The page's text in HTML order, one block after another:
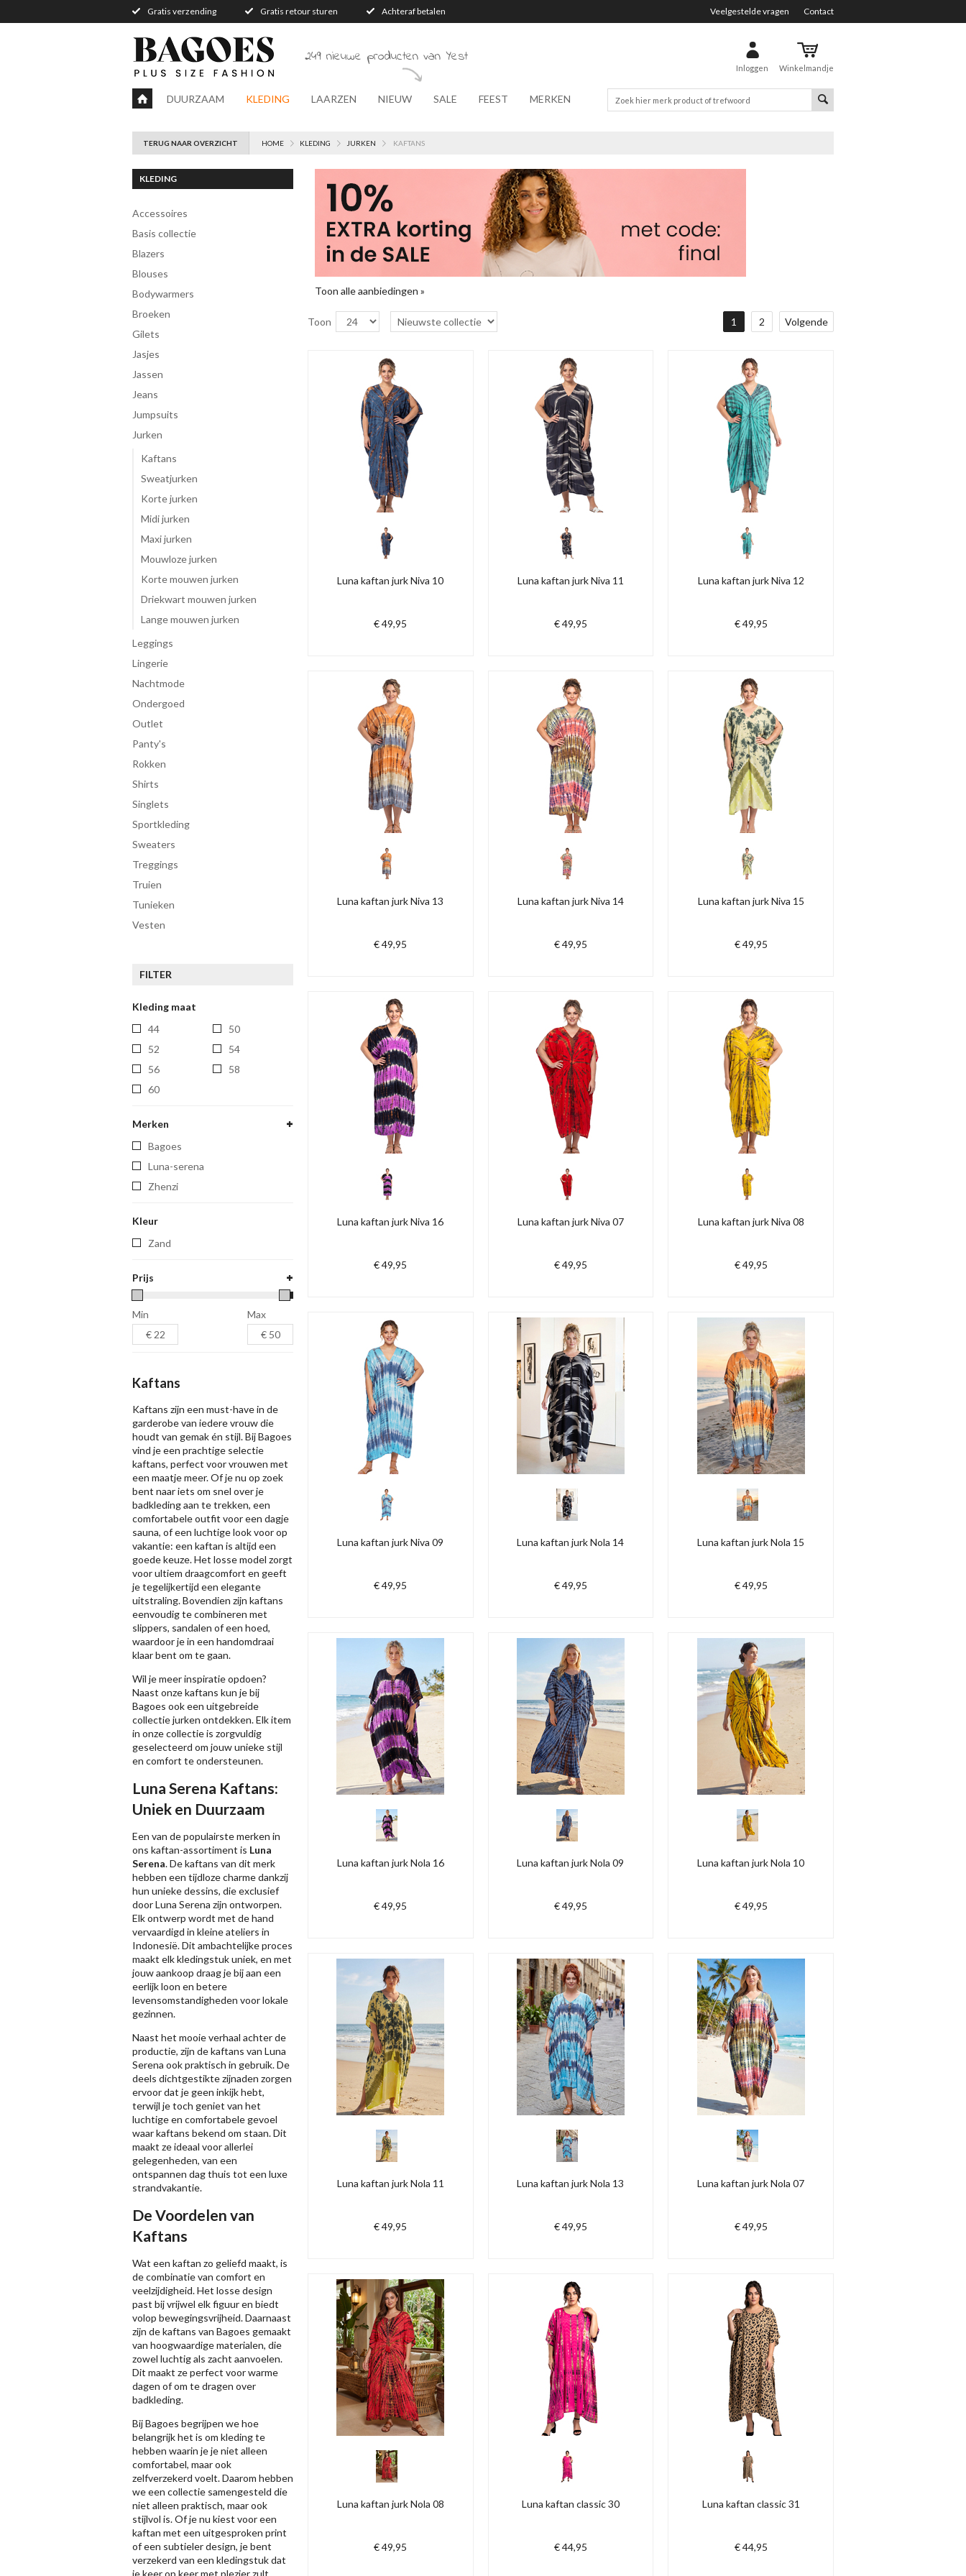
Gratis verzending Gratis retour sturen Achteraf betalen Veelgestelde vragen Contact
Inloggen Winkelmandje
249 nieuwe producten van Yest
DUURZAAM KLEDING LAARZEN NIEUW SALE FEEST MERKEN
TERUG NAAR OVERZICHT HOME KLEDING JURKEN KAFTANS
KLEDING
accessoires
Basis collectie
blazers
blouses
bodywarmers
broeken
gilets
jasjes
jassen
jeans
jumpsuits
jurken
Kaftans
Sweatjurken
Korte jurken
Midi jurken
Maxi jurken
Mouwloze jurken
Korte mouwen jurken
Driekwart mouwen jurken
Lange mouwen jurken
leggings
lingerie
Nachtmode
ondergoed
Outlet
panty's
rokken
shirts
singlets
Sportkleding
sweaters
treggings
truien
tunieken
vesten
FILTER
Kleding maat
44
50
52
54
56
58
60
Merken
bagoes
luna-serena
zhenzi
Kleur
Zand
Prijs
Min Max
Toon alle aanbiedingen »
Toon 1 2 Volgende
Luna kaftan jurk Niva 10
€ 49,95
Luna kaftan jurk Niva 11
€ 49,95
Luna kaftan jurk Niva 12
€ 49,95
Luna kaftan jurk Niva 13
€ 49,95
Luna kaftan jurk Niva 14
€ 49,95
Luna kaftan jurk Niva 15
€ 49,95
Luna kaftan jurk Niva 16
€ 49,95
Luna kaftan jurk Niva 07
€ 49,95
Luna kaftan jurk Niva 08
€ 49,95
Luna kaftan jurk Niva 09
€ 49,95
Luna kaftan jurk Nola 14
€ 49,95
Luna kaftan jurk Nola 15
€ 49,95
Luna kaftan jurk Nola 16
€ 49,95
Luna kaftan jurk Nola 09
€ 49,95
Luna kaftan jurk Nola 10
€ 49,95
Luna kaftan jurk Nola 11
€ 49,95
Luna kaftan jurk Nola 13
€ 49,95
Luna kaftan jurk Nola 07
€ 49,95
Luna kaftan jurk Nola 08
€ 49,95
Luna kaftan classic 30
€ 44,95
Luna kaftan classic 31
€ 44,95
Kaftans
Kaftans zijn een must-have in de
garderobe van iedere vrouw die
houdt van gemak én stijl. Bij Bagoes
vind je een prachtige selectie
kaftans, perfect voor vrouwen met
een maatje meer. Of je nu op zoek
bent naar iets om snel over je
badkleding aan te trekken, een
comfortabele outfit voor een dagje
sauna, of een luchtige look voor op
vakantie: een kaftan is altijd een
goede keuze. Het losse model zorgt
voor ultiem draagcomfort en geeft
je tegelijkertijd een elegante
uitstraling. Bovendien zijn kaftans
eenvoudig te combineren met
slippers, sandalen of een hoed,
waardoor je in een handomdraai
klaar bent om te gaan.
Wil je meer inspiratie opdoen?
Naast onze kaftans kun je bij
Bagoes ook een uitgebreide
collectie jurken ontdekken. Elk item
in onze collectie is zorgvuldig
geselecteerd om jouw unieke stijl
en comfort te ondersteunen.
Luna Serena Kaftans:
Uniek en Duurzaam
Een van de populairste merken in
ons kaftan-assortiment is Luna
Serena. De kaftans van dit merk
hebben een tijdloze charme dankzij
hun unieke dessins, die exclusief
door Luna Serena zijn ontworpen.
Elk ontwerp wordt met de hand
vervaardigd in kleine ateliers in
Indonesië. Dit ambachtelijke proces
maakt elk kledingstuk uniek, en met
jouw aankoop draag je bij aan een
eerlijk loon en betere
levensomstandigheden voor lokale
gezinnen.
Naast het mooie verhaal achter de
productie, zijn de kaftans van Luna
Serena ook praktisch in gebruik. De
deels dichtgestikte zijnaden zorgen
ervoor dat je geen inkijk hebt,
terwijl je toch geniet van het
luchtige en comfortabele gevoel
waar kaftans bekend om staan. Dit
maakt ze ideaal voor allerlei
gelegenheden, van een
ontspannen dag thuis tot een luxe
strandvakantie.
De Voordelen van
Kaftans
Wat een kaftan zo geliefd maakt, is
de combinatie van comfort en
veelzijdigheid. Het losse design
past bij vrijwel elk figuur en biedt
volop bewegingsvrijheid. Daarnaast
zijn de kaftans van Bagoes gemaakt
van hoogwaardige materialen, die
zowel luchtig als zacht aanvoelen.
Dit maakt ze perfect voor warme
dagen of om te dragen over
badkleding.
Bij Bagoes begrijpen we hoe
belangrijk het is om kleding te
hebben waarin je je niet alleen
comfortabel, maar ook
zelfverzekerd voelt. Daarom hebben
we een collectie samengesteld die
niet alleen praktisch, maar ook
stijlvol is. Of je nu kiest voor een
kaftan met een uitgesproken print
of een subtieler design, je bent
verzekerd van een kledingstuk dat
je keer op keer met plezier zult